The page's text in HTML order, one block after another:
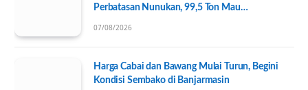
Perbatasan Nunukan, 99,5 Ton Mau
07/08/2026
Harga Cabai dan Bawang Mulai Turun, Begini
Kondisi Sembako di Banjarmasin